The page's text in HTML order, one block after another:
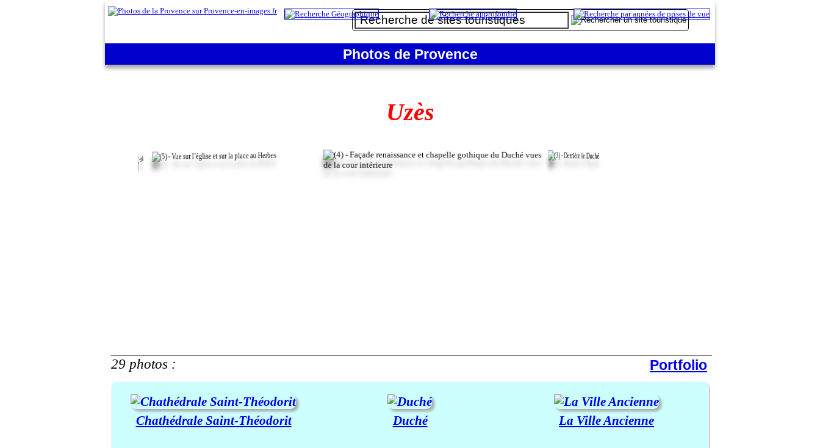
Photos de Provence
Uzès
29 photos : Portfolio
Chathédrale Saint-Théodorit Duché La Ville Ancienne